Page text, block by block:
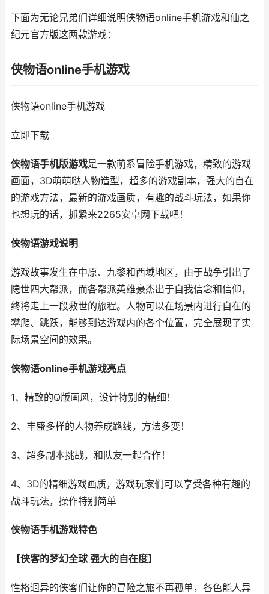
下面为无论兄弟们详细说明侠物语online手机游戏和仙之
纪元官方版这两款游戏：
侠物语online手机游戏
侠物语online手机游戏
立即下载
侠物语手机版游戏是一款萌系冒险手机游戏，精致的游戏
画面，3D萌萌哒人物造型，超多的游戏副本，强大的自在
的游戏方法，最新的游戏画质，有趣的战斗玩法，如果你
也想玩的话，抓紧来2265安卓网下载吧！
侠物语游戏说明
游戏故事发生在中原、九黎和西域地区，由于战争引出了
隐世四大帮派，而各帮派英雄豪杰出于自我信念和信仰，
终将走上一段救世的旅程。人物可以在场景内进行自在的
攀爬、跳跃，能够到达游戏内的各个位置，完全展现了实
际场景空间的效果。
侠物语online手机游戏亮点
1、精致的Q版画风，设计特别的精细！
2、丰盛多样的人物养成路线，方法多变！
3、超多副本挑战，和队友一起合作！
4、3D的精细游戏画质，游戏玩家们可以享受各种有趣的
战斗玩法，操作特别简单
侠物语手机游戏特色
【侠客的梦幻全球 强大的自在度】
性格迥异的侠客们让你的冒险之旅不再孤单，各色能人异